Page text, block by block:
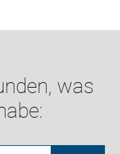
was